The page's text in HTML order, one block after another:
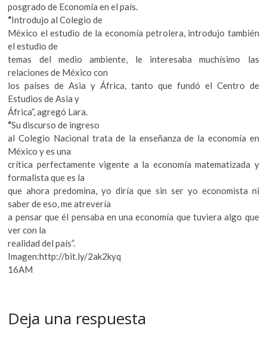
posgrado de Economía en el país.
“Introdujo al Colegio de
México el estudio de la economía petrolera, introdujo también
el estudio de
temas del medio ambiente, le interesaba muchísimo las
relaciones de México con
los países de Asia y África, tanto que fundó el Centro de
Estudios de Asia y
África”, agregó Lara.
“Su discurso de ingreso
al Colegio Nacional trata de la enseñanza de la economía en
México y es una
crítica perfectamente vigente a la economía matematizada y
formalista que es la
que ahora predomina, yo diría que sin ser yo economista ni
saber de eso, me atrevería
a pensar que él pensaba en una economía que tuviera algo que
ver con la
realidad del país”.
Imagen:http://bit.ly/2ak2kyq
16AM
Deja una respuesta